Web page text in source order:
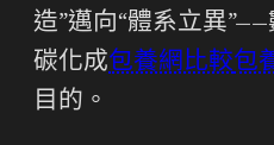
造”邁向“體系立異
碳化成包養網比較包
目的。